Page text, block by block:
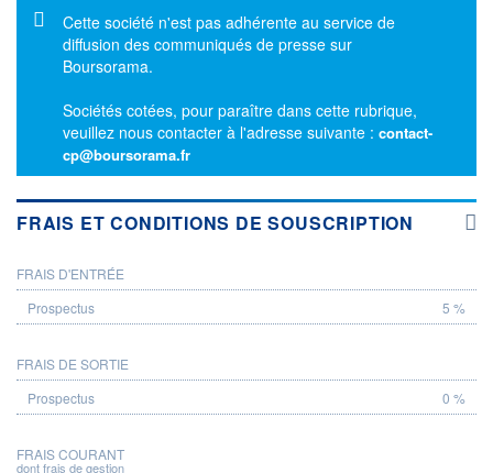
Message d'information
Cette société n'est pas adhérente au service de
diffusion des communiqués de presse sur
Boursorama.
Sociétés cotées, pour paraître dans cette rubrique,
veuillez nous contacter à l'adresse suivante : contact-
cp@boursorama.fr
FRAIS ET CONDITIONS DE SOUSCRIPTION
PROSPECTUS
FRAIS D'ENTRÉE
5 %
FRAIS DE SORTIE
0 %
FRAIS COURANT
dont frais de gestion